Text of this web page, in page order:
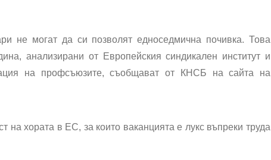
не могат да си позволят едноседмична почивка. Това
анализирани от Европейския синдикален институт и
на профсъюзите, съобщават от КНСБ на сайта на
на хората в ЕС, за които ваканцията е лукс въпреки труда